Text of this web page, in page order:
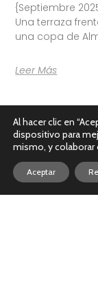
{Septiembre
Una terraza
una copa de
Leer Más
Al hacer clic en
dispositivo para
mismo, y colaborar
Aceptar